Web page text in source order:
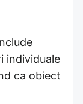
individuale
ca obiect